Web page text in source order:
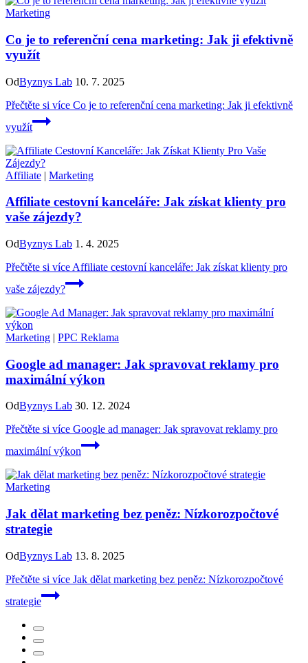
Marketing
Co je to referenční cena marketing: Jak ji efektivně
využít
OdByznys Lab 10. 7. 2025
Přečtěte si více Co je to referenční cena marketing: Jak ji efektivně
využít
Affiliate | Marketing
Affiliate cestovní kanceláře: Jak získat klienty pro
vaše zájezdy?
OdByznys Lab 1. 4. 2025
Přečtěte si více Affiliate cestovní kanceláře: Jak získat klienty pro
vaše zájezdy?
Marketing | PPC Reklama
Google ad manager: Jak spravovat reklamy pro
maximální výkon
OdByznys Lab 30. 12. 2024
Přečtěte si více Google ad manager: Jak spravovat reklamy pro
maximální výkon
Marketing
Jak dělat marketing bez peněz: Nízkorozpočtové
strategie
OdByznys Lab 13. 8. 2025
Přečtěte si více Jak dělat marketing bez peněz: Nízkorozpočtové
strategie